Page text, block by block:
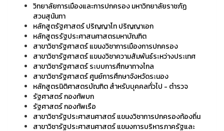
วิทยาลัยการเมืองและการปกครอง มหาวิทยาลัยราชภัฏ
สวนสุนันทา
หลักสูตรัฐศาสตร์ ปริญญาโท ปริญญาเอก
หลักสูตรรัฐประศาสนศาสตรมหาบัณฑิต
สาขาวิชารัฐศาสตร์ แขนงวิชาการเมืองการปกครอง
สาขาวิชารัฐศาสตร์ แขนงวิชาความสัมพันธ์ระหว่างประเทศ
สาขาวิชารัฐศาสตร์ ระบบการศึกษาทางไกล
สาขาวิชารัฐศาสตร์ ศูนย์การศึกษาจังหวัดระนอง
หลักสูตรนิติศาสตรบัณฑิต สำหรับบุคคลทั่วไป - ตำรวจ
รัฐศาสตร์ กองทัพบก
รัฐศาสตร์ กองทัพเรือ
สาขาวิชารัฐประศาสนศาสตร์ แขนงวิชาการปกครองท้องถิ่น
สาขาวิชารัฐประศาสนศาสตร์ แขนงการบริหารภาครัฐและ